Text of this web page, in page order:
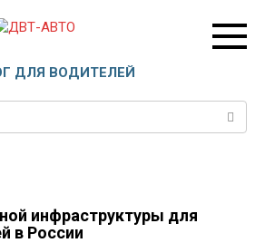
ДЛЯ ВОДИТЕЛЕЙ
инфраструктуры для
в России